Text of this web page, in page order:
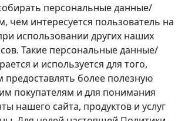
персональные данные/
интересуется пользователь на
использовании других наших
Такие персональные данные/
и используется для того,
более полезную
покупателям и для понимания
нашего сайта, продуктов и услуг